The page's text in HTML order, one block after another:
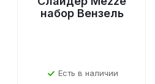
набор Вензель
Есть в наличии